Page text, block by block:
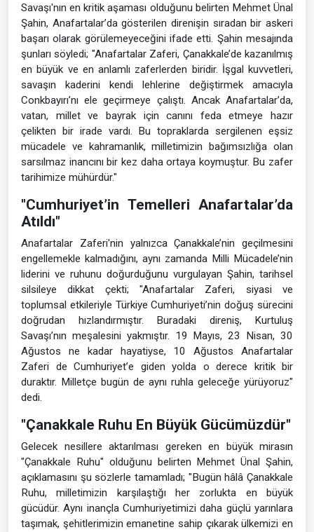
Savaşı'nın en kritik aşaması olduğunu belirten Mehmet Ünal
Şahin, Anafartalar’da gösterilen direnişin sıradan bir askeri
başarı olarak görülemeyeceğini ifade etti. Şahin mesajında
şunları söyledi; "Anafartalar Zaferi, Çanakkale’de kazanılmış
en büyük ve en anlamlı zaferlerden biridir. İşgal kuvvetleri,
savaşın kaderini kendi lehlerine değiştirmek amacıyla
Conkbayırı’nı ele geçirmeye çalıştı. Ancak Anafartalar’da,
vatan, millet ve bayrak için canını feda etmeye hazır
çelikten bir irade vardı. Bu topraklarda sergilenen eşsiz
mücadele ve kahramanlık, milletimizin bağımsızlığa olan
sarsılmaz inancını bir kez daha ortaya koymuştur. Bu zafer
tarihimize mühürdür."
"Cumhuriyet’in Temelleri Anafartalar’da
Atıldı"
Anafartalar Zaferi'nin yalnızca Çanakkale’nin geçilmesini
engellemekle kalmadığını, aynı zamanda Milli Mücadele’nin
liderini ve ruhunu doğurduğunu vurgulayan Şahin, tarihsel
silsileye dikkat çekti; "Anafartalar Zaferi, siyasi ve
toplumsal etkileriyle Türkiye Cumhuriyeti’nin doğuş sürecini
doğrudan hızlandırmıştır. Buradaki direniş, Kurtuluş
Savaşı’nın meşalesini yakmıştır. 19 Mayıs, 23 Nisan, 30
Ağustos ne kadar hayatiyse, 10 Ağustos Anafartalar
Zaferi de Cumhuriyet’e giden yolda o derece kritik bir
duraktır. Milletçe bugün de aynı ruhla geleceğe yürüyoruz"
dedi.
"Çanakkale Ruhu En Büyük Gücümüzdür"
Gelecek nesillere aktarılması gereken en büyük mirasın
"Çanakkale Ruhu" olduğunu belirten Mehmet Ünal Şahin,
açıklamasını şu sözlerle tamamladı; "Bugün hâlâ Çanakkale
Ruhu, milletimizin karşılaştığı her zorlukta en büyük
gücüdür. Aynı inançla Cumhuriyetimizi daha güçlü yarınlara
taşımak, şehitlerimizin emanetine sahip çıkarak ülkemizi en